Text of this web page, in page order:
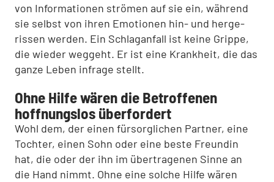
von Informationen strömen auf sie ein, während
sie selbst von ihren Emotionen hin- und herge­
rissen werden. Ein Schlaganfall ist keine Grippe,
die wie­der weggeht. Er ist eine Krankheit, die das
ganze Leben infrage stellt.
Ohne Hilfe wären die Betroffenen
hoffnungslos überfordert
Wohl dem, der einen fürsorglichen Partner, eine
Toch­ter, einen Sohn oder eine beste Freundin
hat, die oder der ihn im übertragenen Sinne an
die Hand nimmt. Ohne eine solche Hilfe wären